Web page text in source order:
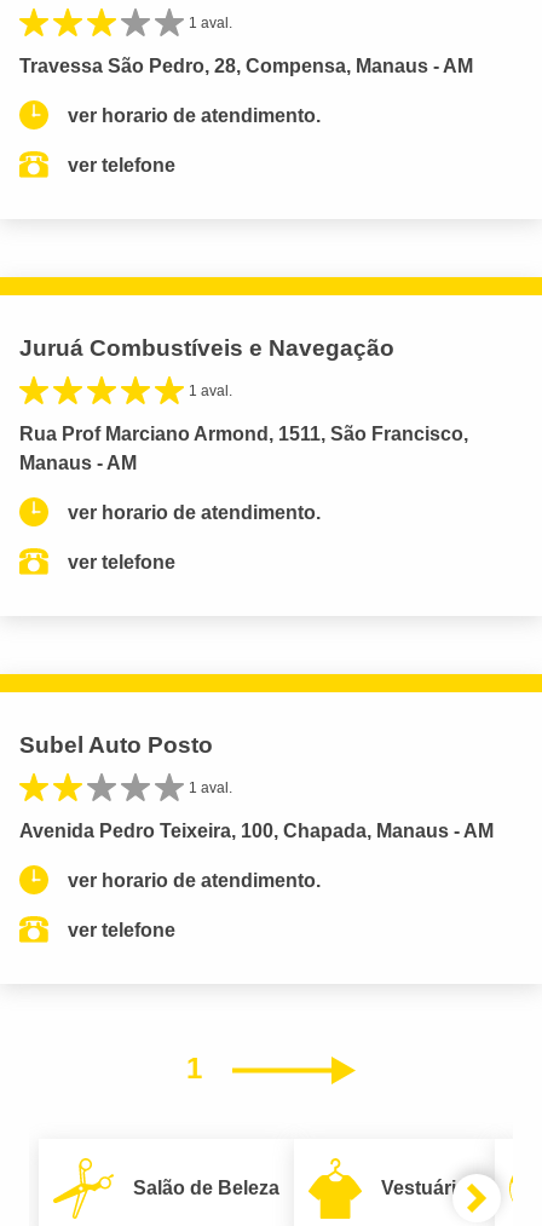
1 aval.
Travessa São Pedro, 28, Compensa, Manaus - AM
ver horario de atendimento.
ver telefone
Juruá Combustíveis e Navegação
1 aval.
Rua Prof Marciano Armond, 1511, São Francisco,
Manaus - AM
ver horario de atendimento.
ver telefone
Subel Auto Posto
1 aval.
Avenida Pedro Teixeira, 100, Chapada, Manaus - AM
ver horario de atendimento.
ver telefone
1 Próximo
Salão de Beleza Vestuário